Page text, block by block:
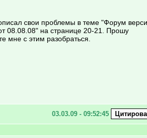
свои проблемы в теме "Форум
08.08.08" на странице 20-21. Прошу
мне с этим разобраться.
03.03.09 - 09:52:45